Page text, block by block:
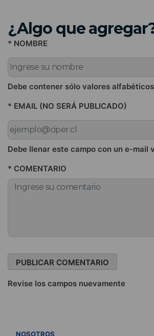
¿Algo que
* NOMBRE
Debe contener sólo valores alfabéticos
* EMAIL (NO SERÁ PUBLICADO)
Debe llenar este campo con un e-mail
* COMENTARIO
Revise los campos nuevamente
NOSOTROS